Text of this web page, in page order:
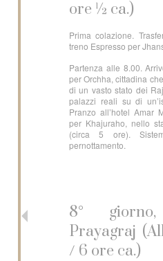
ore ½ ca.)
Prima colazione.
treno Espresso per
Partenza alle 8.00.
per Orchha, cittadina
di un vasto stato dei
palazzi reali su di
Pranzo all’hotel Amar
per Khajuraho, nello
(circa 5 ore).
pernottamento.
8°
Prayagraj
/ 6 ore ca.)